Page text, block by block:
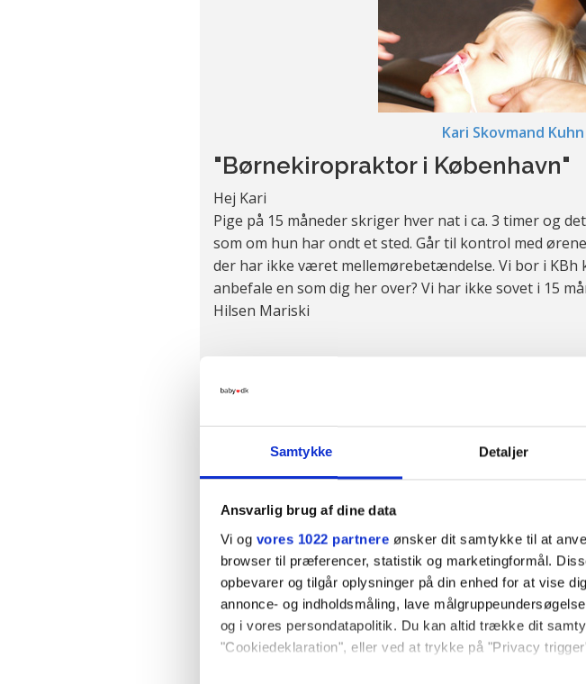
Samtykke Detaljer
Ansvarlig brug af dine data
Vi og vores 1022 partnere ønsker dit samtykke til at
browser til præferencer, statistik og marketingformål.
opbevarer og tilgår oplysninger på din enhed for at vise
annonce- og indholdsmåling, lave
og i vores persondatapolitik. Du kan altid trække dit
"Cookiedeklaration", eller ved at trykke på "Privacy
Kari Skovmand Kuhn
"Børnekiropraktor i København"
Hej Kari
Pige på 15 måneder skriger hver nat i ca. 3 timer og
som om hun har ondt et sted. Går til kontrol med
der har ikke været mellemørebetændelse. Vi bor i KBh
anbefale en som dig her over? Vi har ikke sovet i 15
Hilsen Mariski
Hej Mariski
København, og jeg er sikker på I kan få god hjælp, og
forhåbentlig snart god nattesøvn :-)
Jeg nævner i tilfældig rækkefølge:
Birgitte Holt
Nanna Ørum / Lisbeth Isbrandt